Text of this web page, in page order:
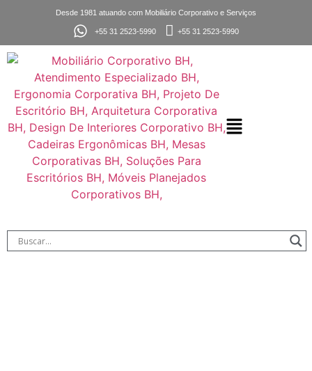
Desde 1981 atuando com Mobiliário Corporativo e Serviços
+55 31 2523-5990 +55 31 2523-5990